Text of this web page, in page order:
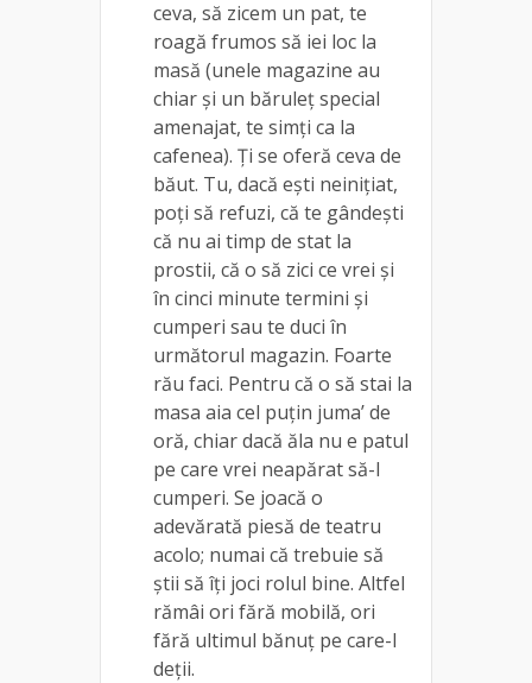
ceva, să zicem un pat, te
roagă frumos să iei loc la
masă (unele magazine au
chiar și un băruleț special
amenajat, te simți ca la
cafenea). Ți se oferă ceva de
băut. Tu, dacă ești neinițiat,
poți să refuzi, că te gândești
că nu ai timp de stat la
prostii, că o să zici ce vrei și
în cinci minute termini și
cumperi sau te duci în
următorul magazin. Foarte
rău faci. Pentru că o să stai la
masa aia cel puțin juma’ de
oră, chiar dacă ăla nu e patul
pe care vrei neapărat să-l
cumperi. Se joacă o
adevărată piesă de teatru
acolo; numai că trebuie să
știi să îți joci rolul bine. Altfel
rămâi ori fără mobilă, ori
fără ultimul bănuț pe care-l
deții.